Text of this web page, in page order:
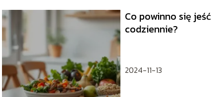
Co powinno się jeść
codziennie?
2024-11-13